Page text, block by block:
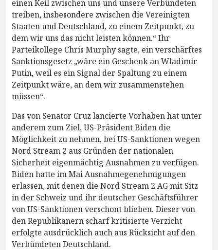
einen Keil zwischen uns und unsere Verbündeten
treiben, insbesondere zwischen die Vereinigten
Staaten und Deutschland, zu einem Zeitpunkt, zu
dem wir uns das nicht leisten können.“ Ihr
Parteikollege Chris Murphy sagte, ein verschärftes
Sanktionsgesetz „wäre ein Geschenk an Wladimir
Putin, weil es ein Signal der Spaltung zu einem
Zeitpunkt wäre, an dem wir zusammenstehen
müssen“.
Das von Senator Cruz lancierte Vorhaben hat unter
anderem zum Ziel, US-Präsident Biden die
Möglichkeit zu nehmen, bei US-Sanktionen wegen
Nord Stream 2 aus Gründen der nationalen
Sicherheit eigenmächtig Ausnahmen zu verfügen.
Biden hatte im Mai Ausnahmegenehmigungen
erlassen, mit denen die Nord Stream 2 AG mit Sitz
in der Schweiz und ihr deutscher Geschäftsführer
von US-Sanktionen verschont blieben. Dieser von
den Republikanern scharf kritisierte Verzicht
erfolgte ausdrücklich auch aus Rücksicht auf den
Verbündeten Deutschland.